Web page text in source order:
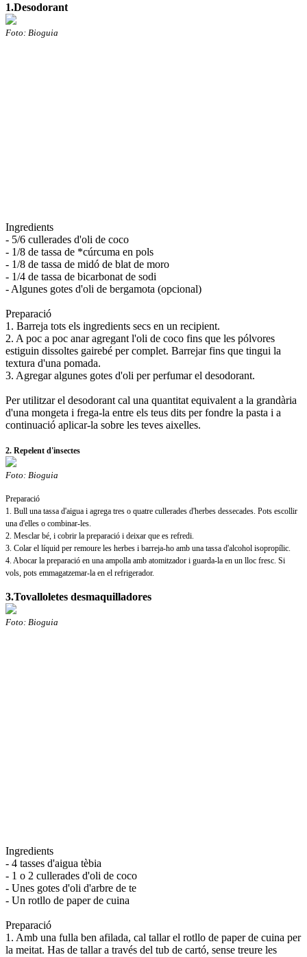
1.Desodorant
Foto: Bioguia
Ingredients
- 5/6 cullerades d'oli de coco
- 1/8 de tassa de *cúrcuma en pols
- 1/8 de tassa de midó de blat de moro
- 1/4 de tassa de bicarbonat de sodi
- Algunes gotes d'oli de bergamota (opcional)
Preparació
1. Barreja tots els ingredients secs en un recipient.
2. A poc a poc anar agregant l'oli de coco fins que les pólvores
estiguin dissoltes gairebé per complet. Barrejar fins que tingui la
textura d'una pomada.
3. Agregar algunes gotes d'oli per perfumar el desodorant.
Per utilitzar el desodorant cal una quantitat equivalent a la grandària
d'una mongeta i frega-la entre els teus dits per fondre la pasta i a
continuació aplicar-la sobre les teves aixelles.
2. Repelent d'insectes
Foto: Bioguia
Preparació
1. Bull una tassa d'aigua i agrega tres o quatre cullerades d'herbes dessecades. Pots escollir
una d'elles o combinar-les.
2. Mesclar bé, i cobrir la preparació i deixar que es refredi.
3. Colar el líquid per remoure les herbes i barreja-ho amb una tassa d'alcohol isopropílic.
4. Abocar la preparació en una ampolla amb atomitzador i guarda-la en un lloc fresc. Si
vols, pots emmagatzemar-la en el refrigerador.
3.Tovalloletes desmaquilladores
Foto: Bioguia
Ingredients
- 4 tasses d'aigua tèbia
- 1 o 2 cullerades d'oli de coco
- Unes gotes d'oli d'arbre de te
- Un rotllo de paper de cuina
Preparació
1. Amb una fulla ben afilada, cal tallar el rotllo de paper de cuina per
la meitat. Has de tallar a través del tub de cartó, sense treure les